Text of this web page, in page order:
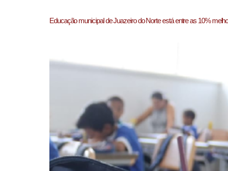
Educação municipal de Juazeiro do Norte está entre as 10%